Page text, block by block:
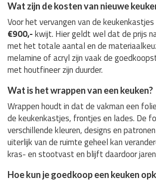
Wat zijn de kosten van nieuwe
Voor het vervangen van de
€900,-kwijt. Hier geldt wel dat de prijs
met het totale aantal en de
melamine of acryl zijn vaak de
met houtfineer zijn duurder.
Wat is het wrappen van een keuken?
Wrappen houdt in dat de vakman een
de keukenkastjes, frontjes en lades. De
verschillende kleuren, designs en
uiterlijk van de ruimte geheel kan
kras- en stootvast en blijft daardoor
Hoe kun je goedkoop een keuken